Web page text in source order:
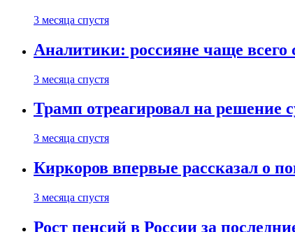
3 месяца спустя
Аналитики: россияне чаще
3 месяца спустя
Трамп отреагировал на
3 месяца спустя
Киркоров впервые рассказал о
3 месяца спустя
Рост пенсий в России за